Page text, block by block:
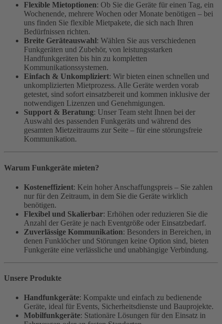
Flexible Mietoptionen: Ob Sie die Geräte für einen Tag, ein
Wochenende, mehrere Wochen oder Monate benötigen – bei
uns finden Sie flexible Mietpakete, die sich nach Ihren
Bedürfnissen richten.
Breite Geräteauswahl: Wählen Sie aus verschiedenen
Funkgeräten und Zubehör, von leistungsstarken
Handfunkgeräten bis hin zu kompletten
Kommunikationssystemen.
Einfach & Unkompliziert: Wir bieten einen schnellen und
unkomplizierten Mietprozess. Alle Geräte werden vorab
getestet, sind sofort einsatzbereit und kommen inklusive der
notwendigen Lizenzen und Genehmigungen.
Support & Beratung: Unser Team steht Ihnen bei der
Auswahl des passenden Funkgeräts und während des
gesamten Mietzeitraums zur Seite – für eine störungsfreie
Kommunikation.
Warum Funkgeräte mieten?
Kosteneffizient: Kein hoher Anschaffungspreis – Sie zahlen
nur für den Zeitraum, in dem Sie die Geräte wirklich
benötigen.
Flexibel und Skalierbar: Erhöhen oder reduzieren Sie die
Anzahl der Geräte je nach Eventgröße oder Einsatzbedarf.
Zuverlässige Kommunikation: Besonders in Bereichen, in
denen Funklöcher und Störungen keine Option sind, bieten
Funkgeräte eine verlässliche und unabhängige Verbindung.
Unsere Produkte
Handfunkgeräte: Kompakte und einfach zu bedienende
Geräte, ideal für Events, Sicherheitsdienste und Bauprojekte.
Mobilfunkgeräte: Stationäre Lösungen für den Einsatz in